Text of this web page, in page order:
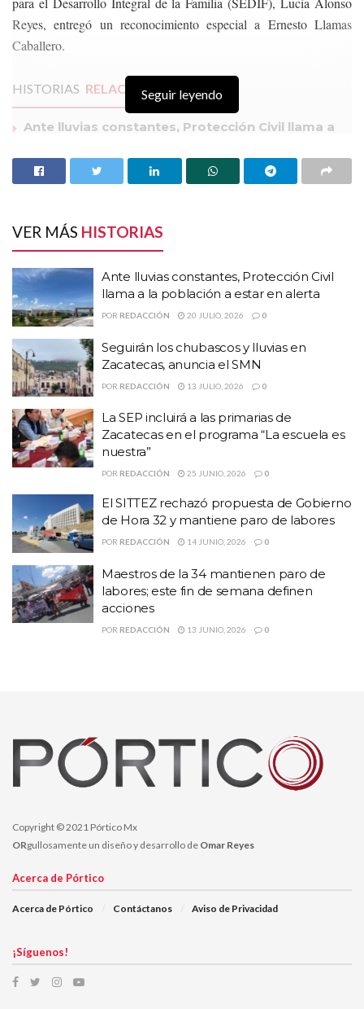
Reyes, entregó un reconocimiento especial a Ernesto Llamas
Caballero.
HISTORIAS RELACIONADAS
Ante lluvias constantes, Protección Civil llama a
Seguirán los chubascos y lluvias en Zacatecas,
anuncia el SMN
programa “La escuela es nuestra”
La distinción al destacado especialista zacatecano obedece a que
ha otorgado un gran apoyo a esta instancia de asistencia social,
permanente y gratuita, a través de quienes se encuentran
albergados en la Casa Hogar para Jóvenes de Zacatecas.
Por ello, y por su actitud solidaria y generosidad, Lucía Alonso
Reyes le expresó su agradecimiento a nombre del SEDIF así como
de las y los jóvenes quienes han recibido su apoyo.
Seguir leyendo
Temas: 2015 lucia alonso reyes
VER MÁS HISTORIAS
Ante lluvias constantes, Protección Civil
llama a la población a estar en alerta
POR REDACCIÓN 20 JULIO, 2026 0
Seguirán los chubascos y lluvias en
Zacatecas, anuncia el SMN
POR REDACCIÓN 13 JULIO, 2026 0
La SEP incluirá a las primarias de
Zacatecas en el programa “La escuela es
nuestra”
POR REDACCIÓN 25 JUNIO, 2026 0
El SITTEZ rechazó propuesta de Gobierno
de Hora 32 y mantiene paro de labores
POR REDACCIÓN 14 JUNIO, 2026 0
Maestros de la 34 mantienen paro de
labores; este fin de semana definen
acciones
POR REDACCIÓN 13 JUNIO, 2026 0
Copyright © 2021 Pórtico Mx
ORgullosamente un diseño y desarrollo de Omar Reyes
Acerca de Pórtico
Acerca de Pórtico Contáctanos Aviso de Privacidad
¡Síguenos!